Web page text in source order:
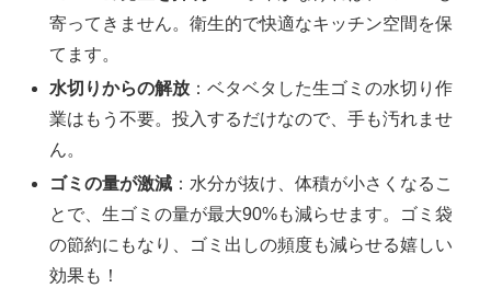
寄ってきません。衛生的で快適なキッチン空間を保
てます。
水切りからの解放 ：ベタベタした生ゴミの水切り作
業はもう不要。投入するだけなので、手も汚れませ
ん。
ゴミの量が激減 ：水分が抜け、体積が小さくなるこ
とで、生ゴミの量が最大90%も減らせます。ゴミ袋
の節約にもなり、ゴミ出しの頻度も減らせる嬉しい
効果も！